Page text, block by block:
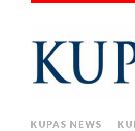
KUPAS NEWS